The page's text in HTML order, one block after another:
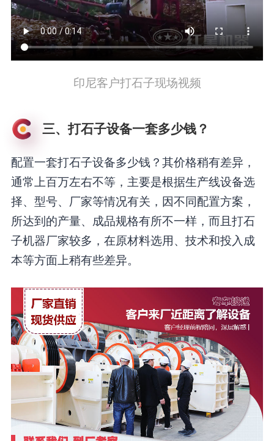
印尼客户打石子现场视频
三、打石子设备一套多少钱？
配置一套打石子设备多少钱？其价格稍有差异，
通常上百万左右不等，主要是根据生产线设备选
择、型号、厂家等情况有关，因不同配置方案，
所达到的产量、成品规格有所不一样，而且打石
子机器厂家较多，在原材料选用、技术和投入成
本等方面上稍有些差异。